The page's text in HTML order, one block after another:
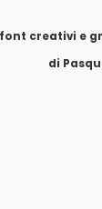
font creativi e
di